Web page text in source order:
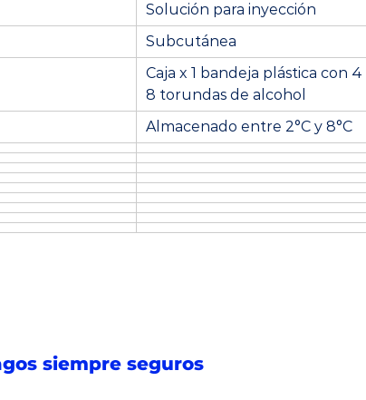
Solución para inyección
Subcutánea
Caja x 1 bandeja plástica con
8 torundas de alcohol
Almacenado entre 2°C y 8°C
siempre seguros